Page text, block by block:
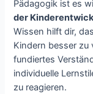
Pädagogik ist es
der
Wissen hilft dir,
Kindern besser zu
fundiertes
individuelle
zu reagieren.